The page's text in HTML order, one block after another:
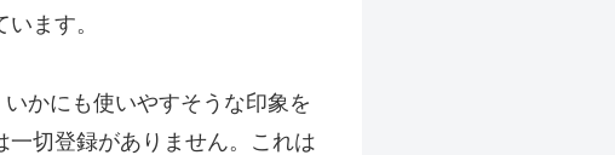
ます。
かにも使いやすそうな印象を
切登録がありません。これは